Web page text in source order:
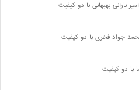
بارانی بهبهانی با دو کیفیت
جواد فخری با دو کیفیت
با دو کیفیت